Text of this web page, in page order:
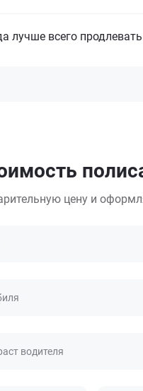
лучше всего
цену и
водителя